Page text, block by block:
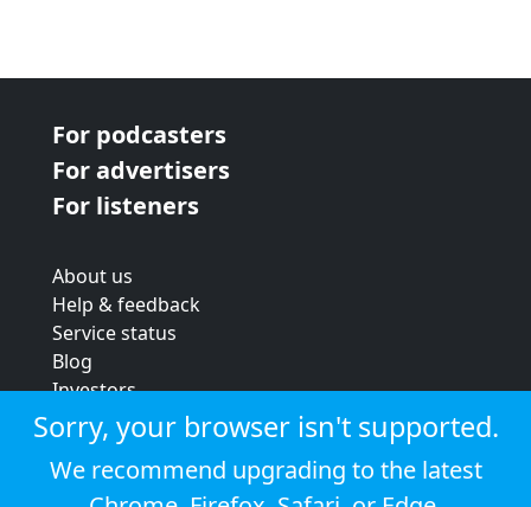
For podcasters
For advertisers
For listeners
About us
Help & feedback
Service status
Blog
Investors
Strategic review
Terms & conditions
Privacy policy
Sorry, your browser isn't supported.
We recommend upgrading to the latest